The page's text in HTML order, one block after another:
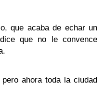
que acaba de echar un
que no le convence
ahora toda la ciudad